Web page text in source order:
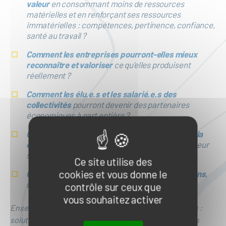
Ce site utilise des
cookies et vous donne le
contrôle sur ceux que
vous souhaitez activer
valeuren consommant moins de ressources
matérielles et en renforçant ses ressources
immatérielles : compétences, pertinence, confiance,
santé au travail ?
Comment les entreprises pourront-elles mieux
reconnaître et valoriserce qu’elles produisent
réellement ?
Comment les élu.e.s et les salarié.e.s des
collectivités pourront devenir des partenaires
économiques à part entière ?
Comment les pratiquant.e.s pourront sortir de la
compétition
pour aller vers la coopération dans leur
sport ou loisir nautique ?
Comment les salariés pourront retrouver du sens,
de la reconnaissance et du pouvoir d’agir ?
Ensemble, nous ouvrirons des perspectives nouvelles :
solutions intégrées, performance d’usage, innovations